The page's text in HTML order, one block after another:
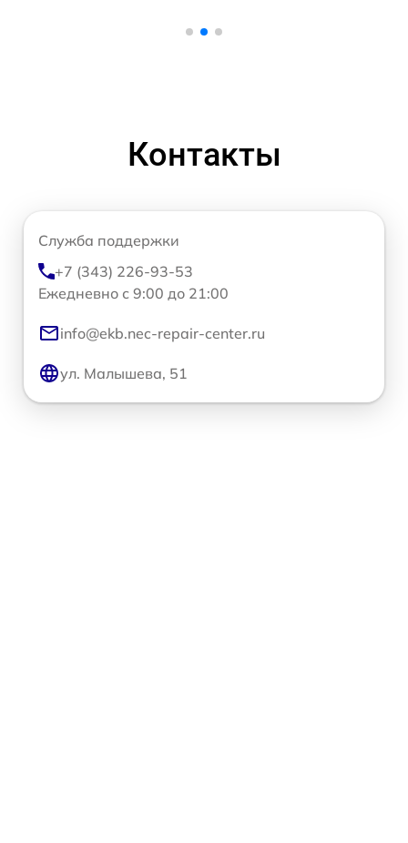
Контакты
Служба поддержки
+7 (343) 226-93-53
Ежедневно с 9:00 до 21:00
info@ekb.nec-repair-center.ru
ул. Малышева, 51